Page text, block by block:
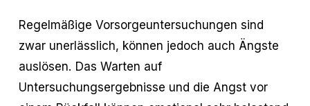
Regelmäßige Vorsorgeuntersuchungen sind
zwar unerlässlich, können jedoch auch Ängste
auslösen. Das Warten auf
Untersuchungsergebnisse und die Angst vor